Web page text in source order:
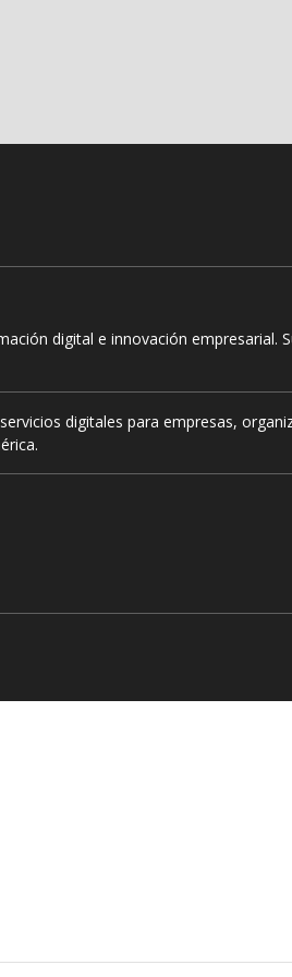
digital e innovación empresarial.
digitales para empresas,